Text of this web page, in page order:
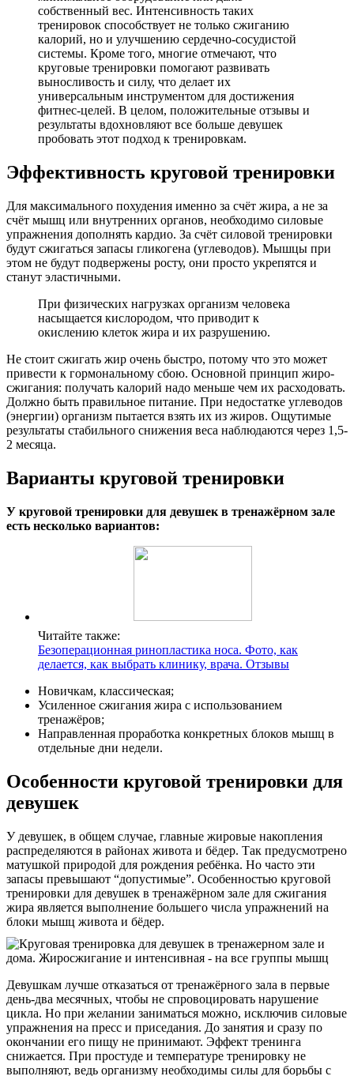
собственный вес. Интенсивность таких
тренировок способствует не только сжиганию
калорий, но и улучшению сердечно-сосудистой
системы. Кроме того, многие отмечают, что
круговые тренировки помогают развивать
выносливость и силу, что делает их
универсальным инструментом для достижения
фитнес-целей. В целом, положительные отзывы и
результаты вдохновляют все больше девушек
пробовать этот подход к тренировкам.
Эффективность круговой тренировки
Для максимального похудения именно за счёт жира, а не за
счёт мышц или внутренних органов, необходимо силовые
упражнения дополнять кардио. За счёт силовой тренировки
будут сжигаться запасы гликогена (углеводов). Мышцы при
этом не будут подвержены росту, они просто укрепятся и
станут эластичными.
При физических нагрузках организм человека
насыщается кислородом, что приводит к
окислению клеток жира и их разрушению.
Не стоит сжигать жир очень быстро, потому что это может
привести к гормональному сбою. Основной принцип жиро-
сжигания: получать калорий надо меньше чем их расходовать.
Должно быть правильное питание. При недостатке углеводов
(энергии) организм пытается взять их из жиров. Ощутимые
результаты стабильного снижения веса наблюдаются через 1,5-
2 месяца.
Варианты круговой тренировки
У круговой тренировки для девушек в тренажёрном зале
есть несколько вариантов:
Читайте также:
Безоперационная ринопластика носа. Фото, как
делается, как выбрать клинику, врача. Отзывы
Новичкам, классическая;
Усиленное сжигания жира с использованием
тренажёров;
Направленная проработка конкретных блоков мышц в
отдельные дни недели.
Особенности круговой тренировки для
девушек
У девушек, в общем случае, главные жировые накопления
распределяются в районах живота и бёдер. Так предусмотрено
матушкой природой для рождения ребёнка. Но часто эти
запасы превышают “допустимые”. Особенностью круговой
тренировки для девушек в тренажёрном зале для сжигания
жира является выполнение большего числа упражнений на
блоки мышц живота и бёдер.
Девушкам лучше отказаться от тренажёрного зала в первые
день-два месячных, чтобы не спровоцировать нарушение
цикла. Но при желании заниматься можно, исключив силовые
упражнения на пресс и приседания. До занятия и сразу по
окончании его пищу не принимают. Эффект тренинга
снижается. При простуде и температуре тренировку не
выполняют, ведь организму необходимы силы для борьбы с